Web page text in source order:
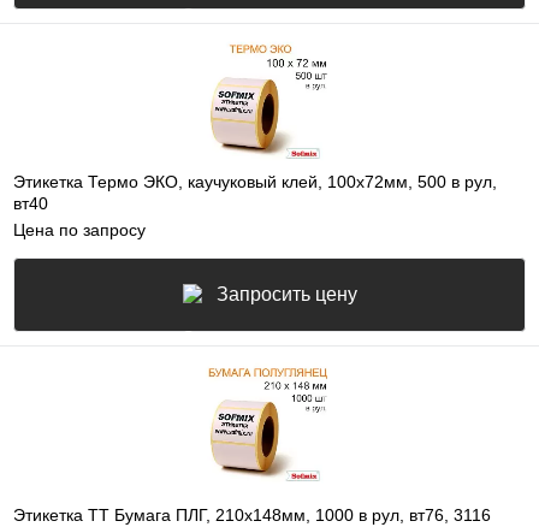
Этикетка Термо ЭКО, каучуковый клей, 100х72мм, 500 в рул,
вт40
Цена по запросу
Запросить цену
Этикетка ТТ Бумага ПЛГ, 210х148мм, 1000 в рул, вт76, 3116